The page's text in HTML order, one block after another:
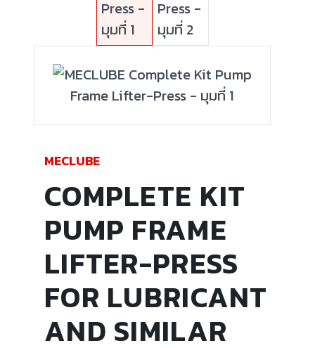
MECLUBE
COMPLETE KIT
PUMP FRAME
LIFTER-PRESS
FOR LUBRICANT
AND SIMILAR